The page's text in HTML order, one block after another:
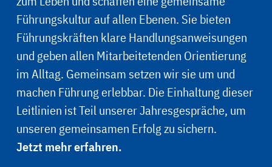
Führungskultur auf allen Ebenen. Sie bieten
Führungskräften klare Handlungsanweisungen
und geben allen Mitarbeitetenden Orientierung
im Alltag. Gemeinsam setzen wir sie um und
machen Führung erlebbar. Die Einhaltung dieser
Leitlinien ist Teil unserer Jahresgespräche, um
unseren gemeinsamen Erfolg zu sichern.
Jetzt mehr erfahren.